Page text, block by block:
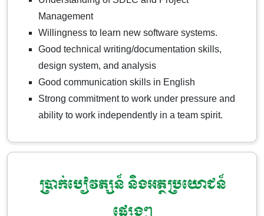
Management
Willingness to learn new software systems.
Good technical writing/documentation skills,
design system, and analysis
Good communication skills in English
Strong commitment to work under pressure and
ability to work independently in a team spirit.
ប្រាក់បៀវត្សន៍ និងអត្ថប្រយោជន៍
ផ្សេងៗ